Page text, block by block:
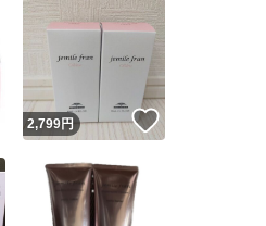
いいね！
2,799円